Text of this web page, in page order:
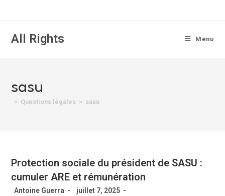
All Rights Menu
sasu
> Questions légales > sasu
Protection sociale du président de SASU :
cumuler ARE et rémunération
Antoine Guerra juillet 7, 2025